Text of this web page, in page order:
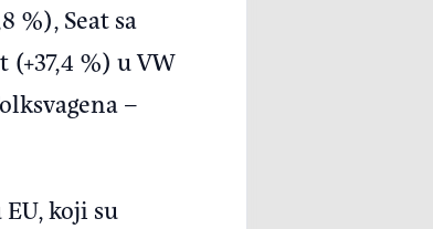
%), Seat sa
(+37,4 %) u VW
–
koji su